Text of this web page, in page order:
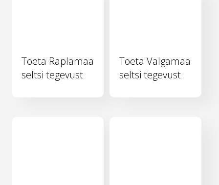
Toeta Raplamaa
seltsi tegevust
Toeta Valgamaa
seltsi tegevust